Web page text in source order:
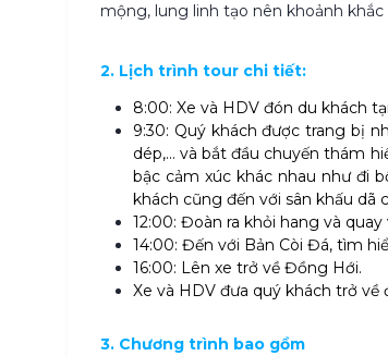
mộng, lung linh tạo nên khoảnh
2. Lịch trình tour chi tiết:
8:00: Xe và HDV đón du khách
9:30: Quý khách được trang bị
dép,… và bắt đầu chuyến thám
bậc cảm xúc khác nhau như đi
khách cũng đến với sân khấu dã
12:00: Đoàn ra khỏi hang và
14:00: Đến với Bản Còi Đá, tìm
16:00: Lên xe trở về Đồng Hới.
Xe và HDV đưa quý khách trở về
3. Chương trình bao gồm